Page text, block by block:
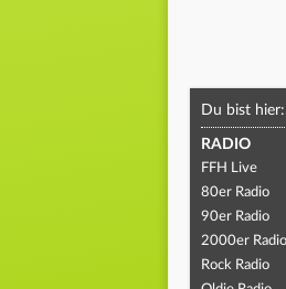
Du bist hier:
RADIO
FFH Live
80er Radio
90er Radio
2000er Radio
Rock Radio